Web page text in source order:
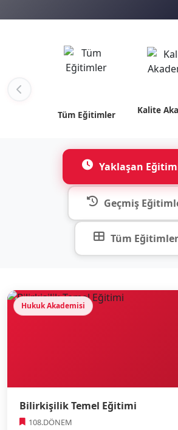
Tüm Eğitimler Kalite
Yaklaşan
Geçmiş
Tüm Eğitimler
Hukuk Akademisi
Bilirkişilik Temel Eğitimi
108.DÖNEM